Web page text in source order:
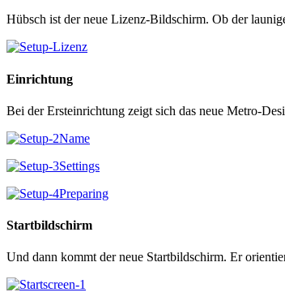
Hübsch ist der neue Lizenz-Bildschirm. Ob der
Einrichtung
Bei der Ersteinrichtung zeigt sich das neue Metro-
Startbildschirm
Und dann kommt der neue Startbildschirm. Er